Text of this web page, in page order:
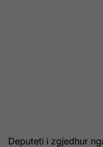
Deputeti i zgjedhur